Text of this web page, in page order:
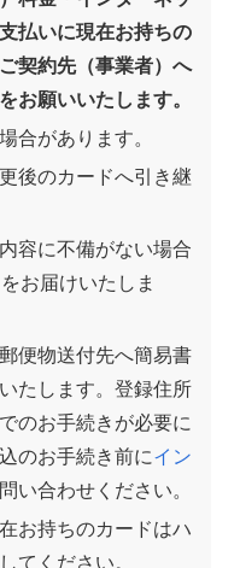
払いに現在お持ちの
契約先（事業者）へ
お願いいたします。
合があります。
後のカードへ引き継
容に不備がない場合
お届けいたしま
便物送付先へ簡易書
たします。登録住所
のお手続きが必要に
のお手続き前にイン
い合わせください。
お持ちのカードはハ
てください。